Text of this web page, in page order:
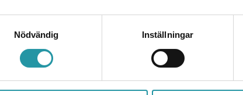
Nödvändig
Inställningar
Mattias